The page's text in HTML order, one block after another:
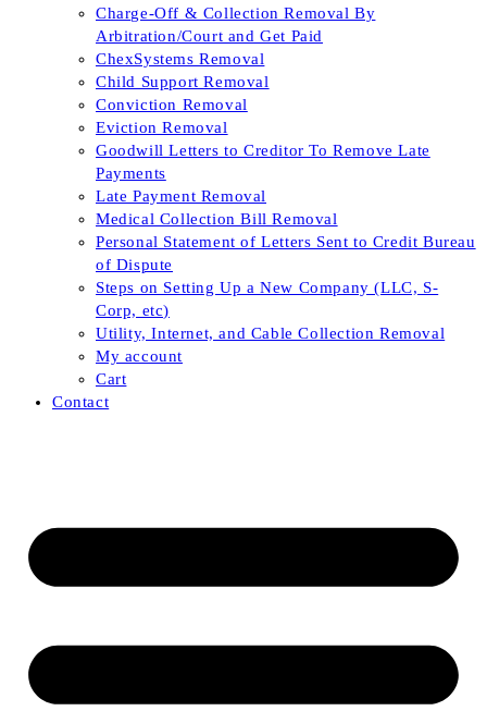
Charge-Off & Collection Removal By
Arbitration/Court and Get Paid
ChexSystems Removal
Child Support Removal
Conviction Removal
Eviction Removal
Goodwill Letters to Creditor To Remove Late
Payments
Late Payment Removal
Medical Collection Bill Removal
Personal Statement of Letters Sent to Credit Bureau
of Dispute
Steps on Setting Up a New Company (LLC, S-
Corp, etc)
Utility, Internet, and Cable Collection Removal
My account
Cart
Contact